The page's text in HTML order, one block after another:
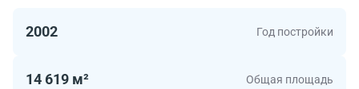
2002 Год постройки
14 619 м² Общая площадь